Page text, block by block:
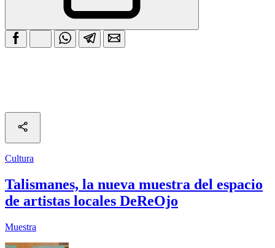
Cultura
Talismanes, la nueva muestra del espacio
de artistas locales DeReOjo
Muestra